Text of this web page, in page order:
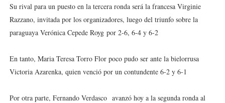
Su rival para un puesto en la tercera ronda será la francesa Virginie
Razzano, invitada por los organizadores, luego del triunfo sobre la
paraguaya Verónica Cepede Royg por 2-6, 6-4 y 6-2
En tanto, Maria Teresa Torro Flor poco pudo ser ante la bielorrusa
Victoria Azarenka, quien venció por un contundente 6-2 y 6-1
Por otra parte, Fernando Verdasco avanzó hoy a la segunda ronda al